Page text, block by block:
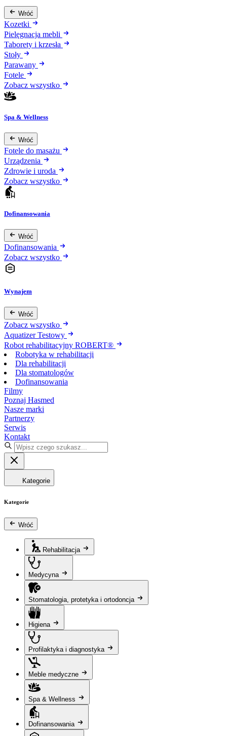
Wróć
Kozetki
Pielęgnacja mebli
Taborety i krzesła
Stoły
Parawany
Fotele
Zobacz wszystko
Spa & Wellness
Wróć
Fotele do masażu
Urządzenia
Zdrowie i uroda
Zobacz wszystko
Dofinansowania
Wróć
Dofinansowania
Zobacz wszystko
Wynajem
Wróć
Zobacz wszystko
Aquatizer Testowy
Robot rehabilitacyjny ROBERT®
Robotyka w rehabilitacji
Dla rehabilitacji
Dla stomatologów
Dofinansowania
Filmy
Poznaj Hasmed
Nasze marki
Partnerzy
Serwis
Kontakt
Kategorie
Kategorie
Wróć
Rehabilitacja
Medycyna
Stomatologia, protetyka i ortodoncja
Higiena
Profilaktyka i diagnostyka
Meble medyczne
Spa & Wellness
Dofinansowania